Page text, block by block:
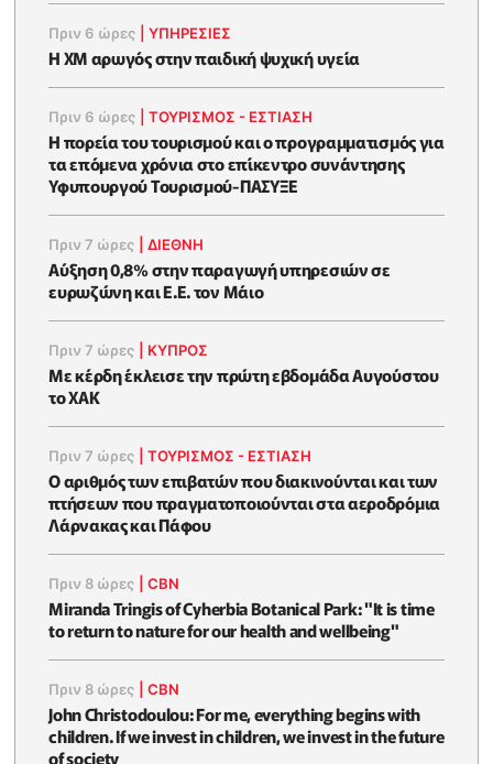
Πριν 6 ώρες |ΥΠΗΡΕΣΙΕΣ
Η XM αρωγός στην παιδική ψυχική υγεία
Πριν 6 ώρες |ΤΟΥΡΙΣΜΟΣ - ΕΣΤΙΑΣΗ
Η πορεία του τουρισμού και ο προγραμματισμός για
τα επόμενα χρόνια στο επίκεντρο συνάντησης
Υφυπουργού Τουρισμού-ΠΑΣΥΞΕ
Πριν 7 ώρες |ΔΙΕΘΝΗ
Αύξηση 0,8% στην παραγωγή υπηρεσιών σε
ευρωζώνη και Ε.Ε. τον Μάιο
Πριν 7 ώρες ΚΥΠΡΟΣ
Με κέρδη έκλεισε την πρώτη εβδομάδα Αυγούστου
το ΧΑΚ
Πριν 7 ώρες |ΤΟΥΡΙΣΜΟΣ - ΕΣΤΙΑΣΗ
Ο αριθμός των επιβατών που διακινούνται και των
πτήσεων που πραγματοποιούνται στα αεροδρόμια
Λάρνακας και Πάφου
Πριν 8 ώρες |CBN
Miranda Tringis of Cyherbia Botanical Park: "It is time
to return to nature for our health and wellbeing"
Πριν 8 ώρες |CBN
John Christodoulou: For me, everything begins with
children. If we invest in children, we invest in the future
of society